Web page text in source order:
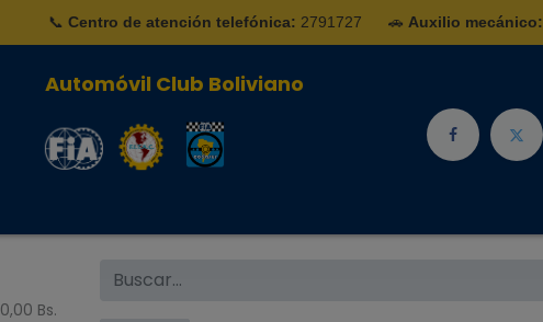
📞 Centro de atención telefónica: 2791727 🚗 Auxilio mecánico:
Automóvil Club Boliviano
0,00 Bs.